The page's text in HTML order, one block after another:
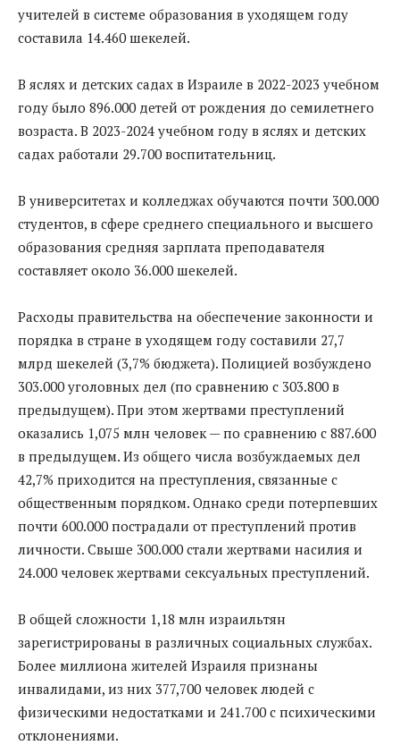
учителей в системе образования в уходящем году
составила 14.460 шекелей.
В яслях и детских садах в Израиле в 2022-2023 учебном
году было 896.000 детей от рождения до семилетнего
возраста. В 2023-2024 учебном году в яслях и детских
садах работали 29.700 воспитательниц.
В университетах и колледжах обучаются почти 300.000
студентов, в сфере среднего специального и высшего
образования средняя зарплата преподавателя
составляет около 36.000 шекелей.
Расходы правительства на обеспечение законности и
порядка в стране в уходящем году составили 27,7
млрд шекелей (3,7% бюджета). Полицией возбуждено
303.000 уголовных дел (по сравнению с 303.800 в
предыдущем). При этом жертвами преступлений
оказались 1,075 млн человек — по сравнению с 887.600
в предыдущем. Из общего числа возбуждаемых дел
42,7% приходится на преступления, связанные с
общественным порядком. Однако среди потерпевших
почти 600.000 пострадали от преступлений против
личности. Свыше 300.000 стали жертвами насилия и
24.000 человек жертвами сексуальных преступлений.
В общей сложности 1,18 млн израильтян
зарегистрированы в различных социальных службах.
Более миллиона жителей Израиля признаны
инвалидами, из них 377,700 человек людей с
физическими недостатками и 241.700 с психическими
отклонениями.